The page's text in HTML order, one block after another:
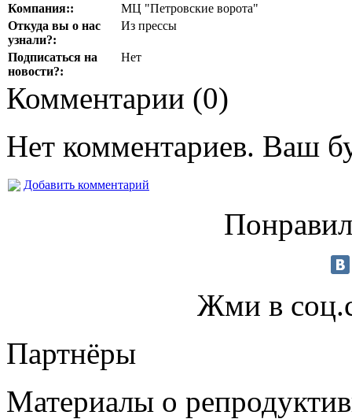
Компания::
МЦ "Петровские ворота"
Откуда вы о нас
узнали?:
Из прессы
Подписаться на
новости?:
Нет
Комментарии (0)
Нет комментариев. Ваш
Добавить комментарий
Жми в
Партнёры
Материалы о